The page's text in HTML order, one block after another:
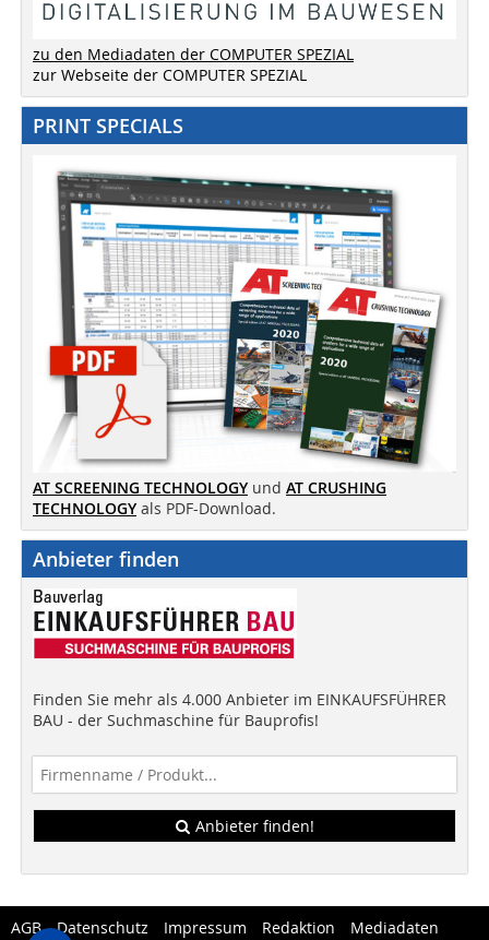
zu den Mediadaten der COMPUTER SPEZIAL
zur Webseite der COMPUTER SPEZIAL
PRINT SPECIALS
AT SCREENING TECHNOLOGY und AT CRUSHING
TECHNOLOGY als PDF-Download.
Anbieter finden
Finden Sie mehr als 4.000 Anbieter im EINKAUFSFÜHRER
BAU - der Suchmaschine für Bauprofis!
Anbieter finden!
AGB Datenschutz Impressum Redaktion
Mediadaten